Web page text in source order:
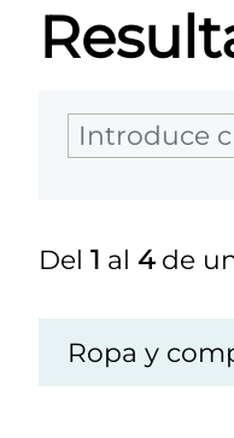
Del 1 al 4de
Ropa y